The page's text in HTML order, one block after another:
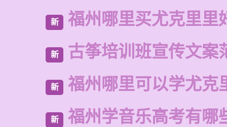
新 福州哪里买尤克里里
新 古筝培训班宣传文案
新 福州哪里可以学尤克
新 福州学音乐高考有哪